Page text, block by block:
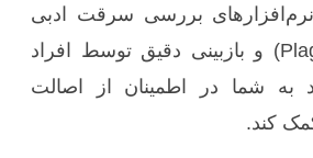
نرم‌افزارهای بررسی سرقت ادبی
(Plagiarism Checker) و بازبینی دقیق توسط افراد
به شما در اطمینان از اصالت
کند.